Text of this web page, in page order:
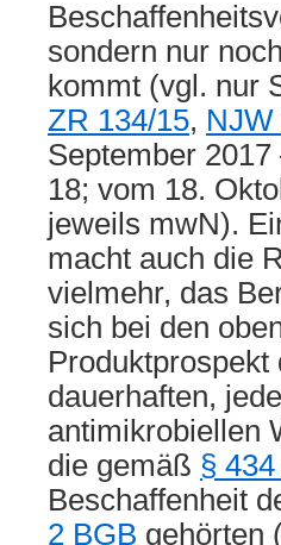
sondern nur
kommt (vgl. nur
ZR 134/15, NJW
September 2017
18; vom 18.
jeweils mwN).
macht auch die
vielmehr, das
sich bei den
dauerhaften,
antimikrobiellen
die gemäß §
Beschaffenheit
2 BGB gehörten